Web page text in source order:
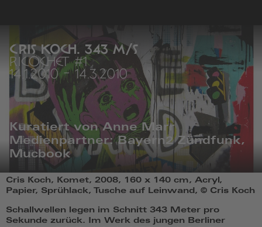
CRIS KOCH. 343 M/S
RICOCHET #1
14.1.2010-14.3.2010
Kuratiert von Anne Marr
Medienpartner: Bayern2 Zündfunk,
Mucbook
Cris
Koch,
2008,
160
Cris Koch, Komet, 2008, 160 x 140 cm, Acryl,
Papier, Sprühlack, Tusche auf Leinwand, © Cris Koch
Schallwellen legen im Schnitt 343 Meter pro
Sekunde zurück. Im Werk des jungen Berliner